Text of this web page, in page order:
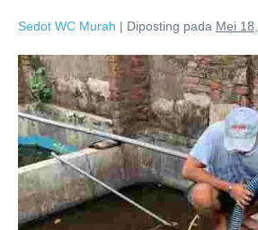
Sedot WC Murah | Diposting pada Mei
Sedot
WC
Malang
–
Cepat,
Bersih,
dan